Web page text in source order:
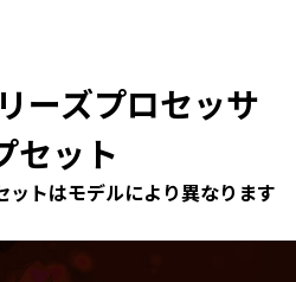
ーズプロセッサ
セット
トはモデルにより異なります